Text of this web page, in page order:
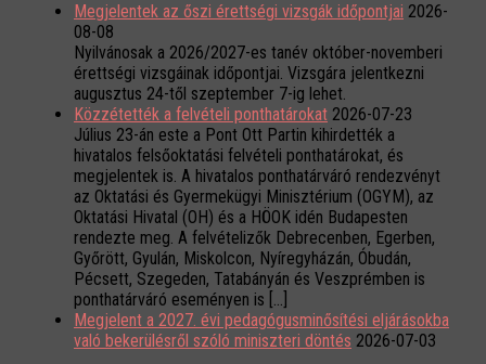
Megjelentek az őszi érettségi vizsgák időpontjai 2026-
08-08
Nyilvánosak a 2026/2027-es tanév október-novemberi
érettségi vizsgáinak időpontjai. Vizsgára jelentkezni
augusztus 24-től szeptember 7-ig lehet.
Közzétették a felvételi ponthatárokat 2026-07-23
Július 23-án este a Pont Ott Partin kihirdették a
hivatalos felsőoktatási felvételi ponthatárokat, és
megjelentek is. A hivatalos ponthatárváró rendezvényt
az Oktatási és Gyermekügyi Minisztérium (OGYM), az
Oktatási Hivatal (OH) és a HÖOK idén Budapesten
rendezte meg. A felvételizők Debrecenben, Egerben,
Győrött, Gyulán, Miskolcon, Nyíregyházán, Óbudán,
Pécsett, Szegeden, Tatabányán és Veszprémben is
ponthatárváró eseményen is […]
Megjelent a 2027. évi pedagógusminősítési eljárásokba
való bekerülésről szóló miniszteri döntés 2026-07-03